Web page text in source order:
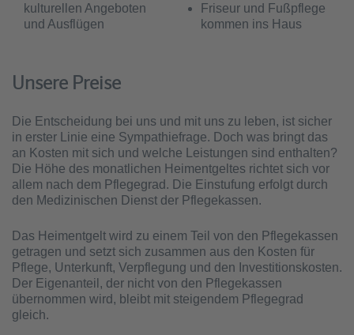
kulturellen Angeboten
und Ausflügen
Friseur und Fußpflege
kommen ins Haus
Unsere Preise
Die Entscheidung bei uns und mit uns zu leben, ist sicher
in erster Linie eine Sympathiefrage. Doch was bringt das
an Kosten mit sich und welche Leistungen sind enthalten?
Die Höhe des monatlichen Heimentgeltes richtet sich vor
allem nach dem Pflegegrad. Die Einstufung erfolgt durch
den Medizinischen Dienst der Pflegekassen.
Das Heimentgelt wird zu einem Teil von den Pflegekassen
getragen und setzt sich zusammen aus den Kosten für
Pflege, Unterkunft, Verpflegung und den Investitionskosten.
Der Eigenanteil, der nicht von den Pflegekassen
übernommen wird, bleibt mit steigendem Pflegegrad
gleich.